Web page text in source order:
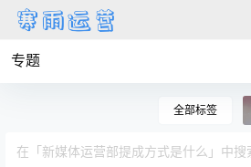
专题
全部标签